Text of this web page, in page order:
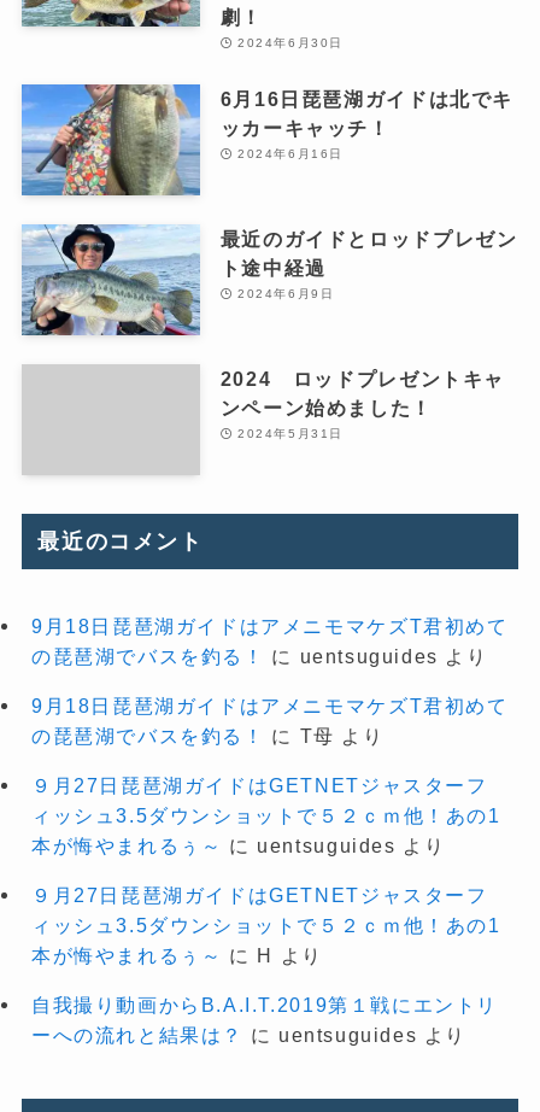
劇！
2024年6月30日
6月16日琵琶湖ガイドは北でキ
ッカーキャッチ！
2024年6月16日
最近のガイドとロッドプレゼン
ト途中経過
2024年6月9日
2024 ロッドプレゼントキャ
ンペーン始めました！
2024年5月31日
最近のコメント
9月18日琵琶湖ガイドはアメニモマケズT君初めて
の琵琶湖でバスを釣る！
に uentsuguides より
9月18日琵琶湖ガイドはアメニモマケズT君初めて
の琵琶湖でバスを釣る！
に T母 より
９月27日琵琶湖ガイドはGETNETジャスターフ
ィッシュ3.5ダウンショットで５２ｃｍ他！あの1
本が悔やまれるぅ～
に uentsuguides より
９月27日琵琶湖ガイドはGETNETジャスターフ
ィッシュ3.5ダウンショットで５２ｃｍ他！あの1
本が悔やまれるぅ～
に H より
自我撮り動画からB.A.I.T.2019第１戦にエントリ
ーへの流れと結果は？
に uentsuguides より